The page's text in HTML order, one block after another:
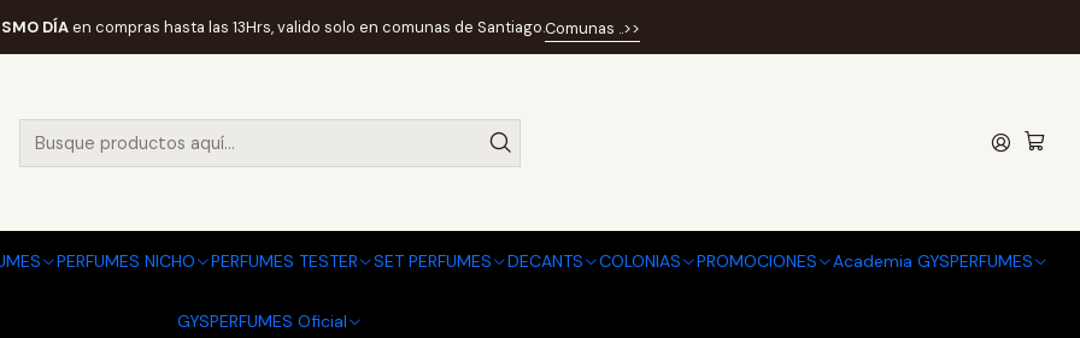
PERFUMES NICHO PERFUMES TESTER SET PERFUMES DECANTS COLONIAS PROMOCIONES Academia GYSPERFUMES
GYSPERFUMES Oficial
DÍAen compras hasta las 13Hrs, valido solo en comunas de Santiago.Comunas ..>>
Y COLONIAS GRANDEUR UNISEX TUBBEES BUBBLE GUM 50ML EDP
TUBBEES BUBBLE GUM 50ML EDP
DESCRIPCIÓN